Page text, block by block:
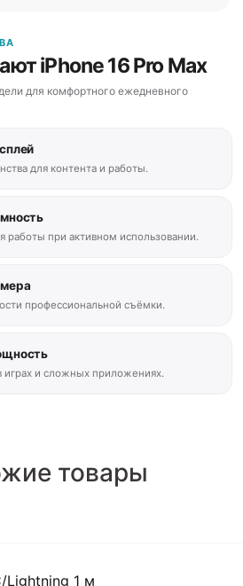
iPhone 16 Pro Max
для комфортного ежедневного
для контента и работы.
работы при активном использовании.
профессиональной съёмки.
играх и сложных приложениях.
товары